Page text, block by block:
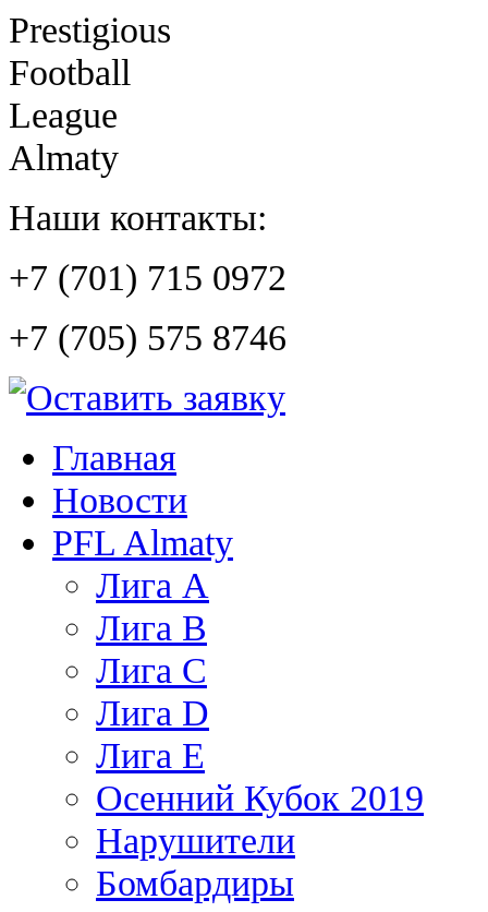
Prestigious
Football
League
Almaty
Наши контакты:
+7 (701) 715 0972
+7 (705) 575 8746
Главная
Новости
PFL Almaty
Лига A
Лига В
Лига С
Лига D
Лига Е
Осенний Кубок 2019
Нарушители
Бомбардиры